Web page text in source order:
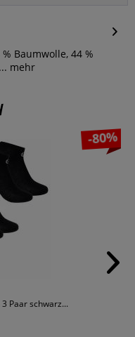
Baumwolle, 44 %
mehr
-80%
Paar schwarz...